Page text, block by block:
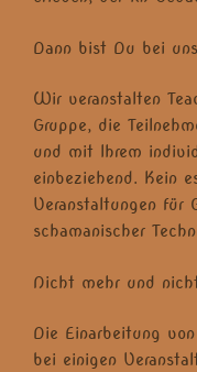
Dann bist Du bei
Wir veranstalten
Gruppe, die
und mit Ihrem
einbeziehend. Kein
Veranstaltungen für
schamanischer
Nicht mehr und
Die Einarbeitung
bei einigen